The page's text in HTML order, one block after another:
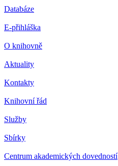
Databáze
E-přihláška
O knihovně
Aktuality
Kontakty
Knihovní řád
Služby
Sbírky
Centrum akademických dovedností